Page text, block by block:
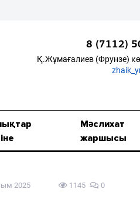
8 (7112)
Қ.Жұмағалиев (Фрунзе)
Мәслихат
жаршысы
2025 1145 0